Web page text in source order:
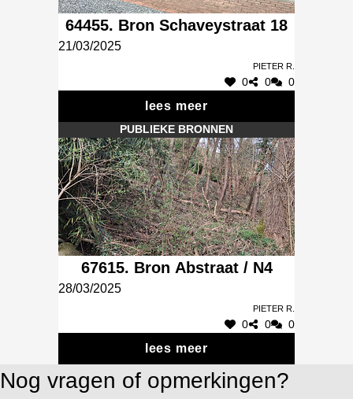
64455. Bron Schaveystraat 18
21/03/2025
Pieter R.
0 0 0
lees meer
PUBLIEKE BRONNEN
67615. Bron Abstraat / N4
28/03/2025
Pieter R.
0 0 0
lees meer
Nog vragen of opmerkingen?